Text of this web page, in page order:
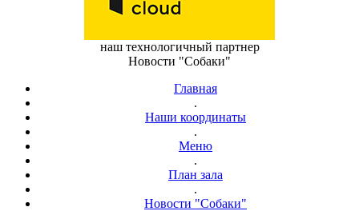
наш технологичный партнер
Новости "Собаки"
Главная
.
Наши координаты
.
Меню
.
План зала
.
Новости "Собаки"